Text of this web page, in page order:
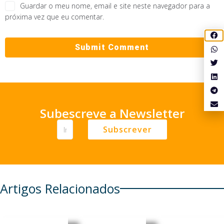
Guardar o meu nome, email e site neste navegador para a
próxima vez que eu comentar.
Subescreve a Newsletter
Subscrever
Artigos Relacionados